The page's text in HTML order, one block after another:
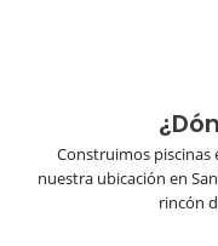
Construimos piscinas
nuestra ubicación en
rincón